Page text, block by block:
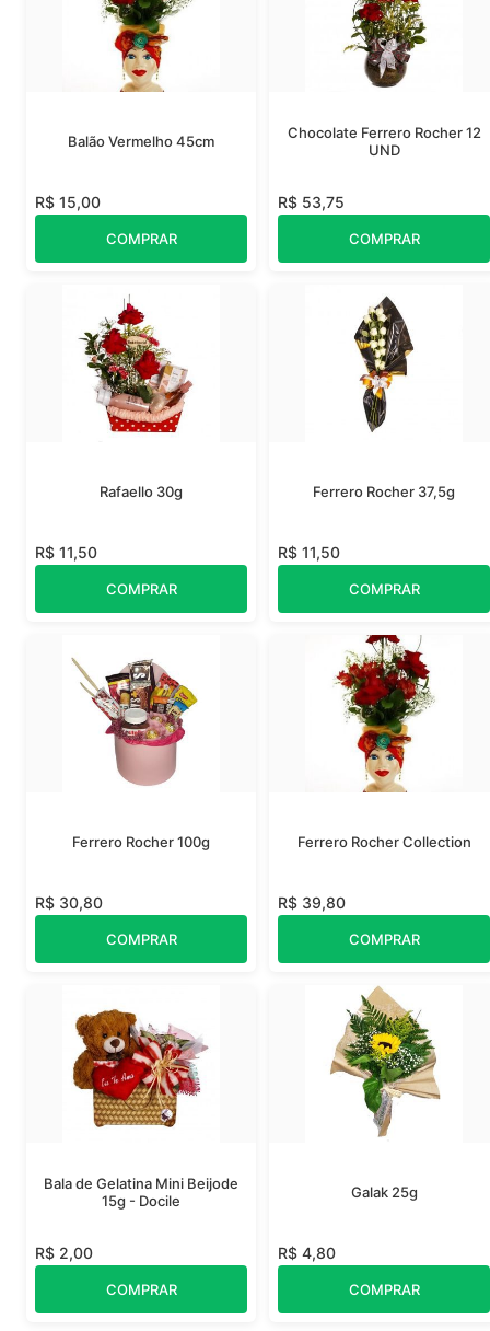
Balão Vermelho 45cm
R$ 15,00
COMPRAR
Chocolate Ferrero Rocher 12
UND
R$ 53,75
COMPRAR
Rafaello 30g
R$ 11,50
COMPRAR
Ferrero Rocher 37,5g
R$ 11,50
COMPRAR
Ferrero Rocher 100g
R$ 30,80
COMPRAR
Ferrero Rocher Collection
R$ 39,80
COMPRAR
Bala de Gelatina Mini Beijode
15g - Docile
R$ 2,00
COMPRAR
Galak 25g
R$ 4,80
COMPRAR